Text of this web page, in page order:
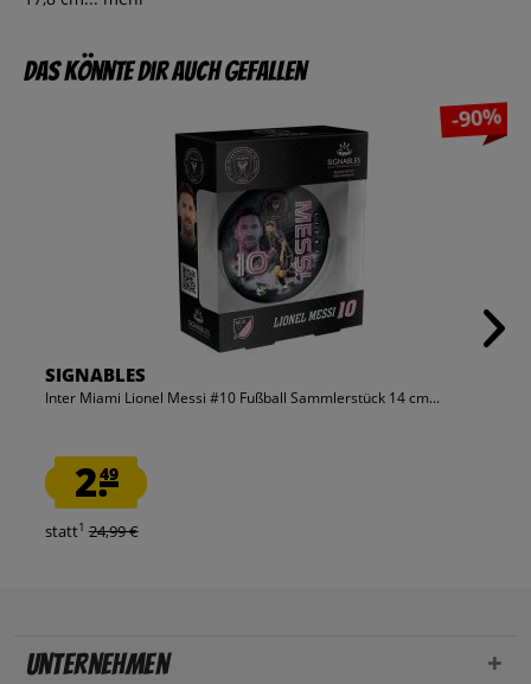
Das könnte dir auch gefallen
-90%
SIGNABLES
Inter Miami Lionel Messi #10 Fußball Sammlerstück 14 cm...
2.49
statt1 24,99 €
Unternehmen